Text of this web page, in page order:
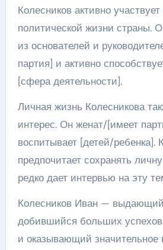
Колесников активно
политической жизни страны.
из основателей и
партия] и активно
[сфера деятельности].
Личная жизнь Колесникова
интерес. Он женат/[имеет
воспитывает [детей/ребенка].
предпочитает сохранять
редко дает интервью на эту
Колесников Иван —
добившийся больших успехов
и оказывающий значительное